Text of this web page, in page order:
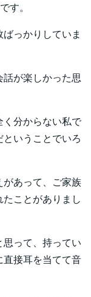
す。
っかりしていま
話が楽しかった思
く分からない私で
いうことでいろ
があって、ご家族
ことがありまし
思って、持ってい
直接耳を当てて音